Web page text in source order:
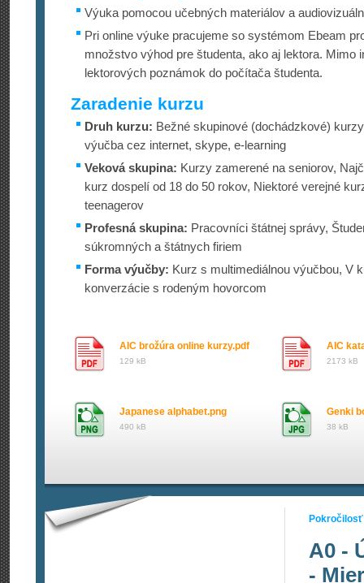
Výuka pomocou učebných materiálov a
Pri online výuke pracujeme so systémom Ebeam
množstvo výhod pre študenta, ako aj lektora. Mimo
lektorových poznámok do počítača študenta.
Zaradenie kurzu
Druh kurzu: Bežné skupinové (dochádzkové)
výučba cez internet, skype, e-learning
Veková skupina: Kurzy zamerené na seniorov,
kurz dospelí od 18 do 50 rokov, Niektoré verejné
teenagerov
Profesná skupina: Pracovníci štátnej správy,
súkromných a štátnych firiem
Forma výučby: Kurz s multimediálnou výučbou, V
konverzácie s rodeným hovorcom
AIC brožúra online kurzy.pdf
129 kB
AIC
2173 kB
Japanese alphabet.png
490 kB
Genki
38 kB
A0 -
-